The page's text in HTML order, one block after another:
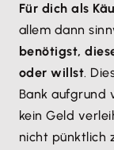
Für dich als
allem dann
benötigst,
oder willst.
Bank aufgrund
kein Geld
nicht pünktlich